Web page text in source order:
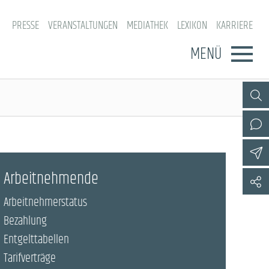
PRESSE VERANSTALTUNGEN MEDIATHEK LEXIKON KARRIERE
MENÜ
Arbeitnehmende
Arbeitnehmerstatus
Bezahlung
Entgelttabellen
Tarifverträge